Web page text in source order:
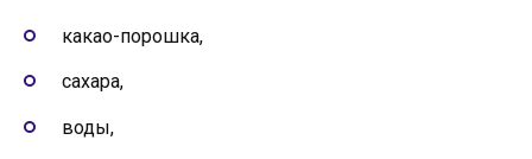
какао-порошка,
сахара,
воды,